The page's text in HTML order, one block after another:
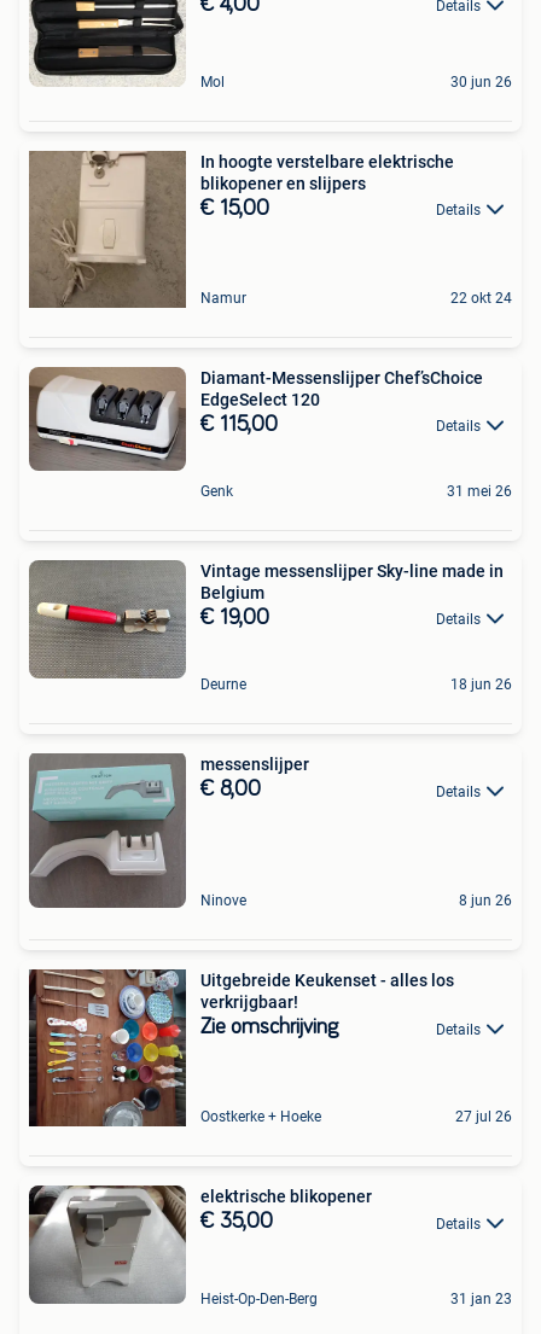
€ 4,00 Details
Mol 30 jun 26
In hoogte verstelbare elektrische
blikopener en slijpers
€ 15,00 Details
Namur 22 okt 24
Diamant-Messenslijper Chef’sChoice
EdgeSelect 120
€ 115,00 Details
Genk 31 mei 26
Vintage messenslijper Sky-line made in
Belgium
€ 19,00 Details
Deurne 18 jun 26
messenslijper
€ 8,00 Details
Ninove 8 jun 26
Uitgebreide Keukenset - alles los
verkrijgbaar!
Zie omschrijving Details
Oostkerke + Hoeke 27 jul 26
elektrische blikopener
€ 35,00 Details
Heist-Op-Den-Berg 31 jan 23